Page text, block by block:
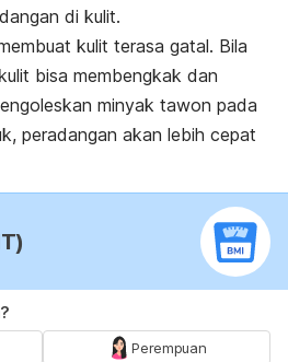
di kulit.
kulit terasa gatal. Bila
bisa membengkak dan
minyak tawon pada
peradangan akan lebih cepat
Perempuan